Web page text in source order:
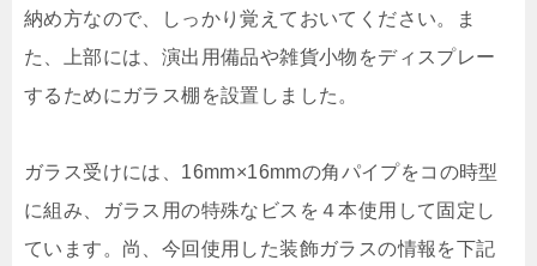
納め方なので、しっかり覚えておいてください。ま
た、上部には、演出用備品や雑貨小物をディスプレー
するためにガラス棚を設置しました。
ガラス受けには、16mm×16mmの角パイプをコの時型
に組み、ガラス用の特殊なビスを４本使用して固定し
ています。尚、今回使用した装飾ガラスの情報を下記